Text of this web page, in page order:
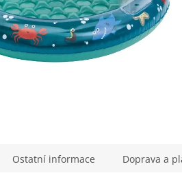
Ostatní informace Doprava a